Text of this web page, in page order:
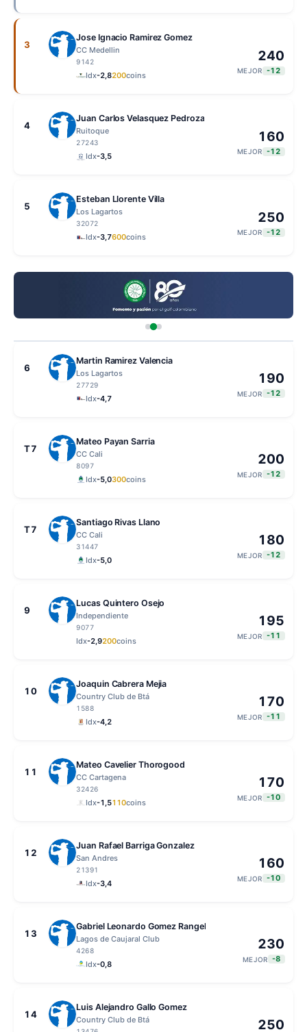
3
Jose Ignacio Ramirez Gomez
CC Medellin
9142
Idx-2,8200coins
240
MEJOR -12
4
Juan Carlos Velasquez Pedroza
Ruitoque
27243
Idx-3,5
160
MEJOR -12
5
Esteban Llorente Villa
Los Lagartos
32072
Idx-3,7600coins
250
MEJOR -12
6
Martin Ramirez Valencia
Los Lagartos
27729
Idx-4,7
190
MEJOR -12
T7
Mateo Payan Sarria
CC Cali
8097
Idx-5,0300coins
200
MEJOR -12
T7
Santiago Rivas Llano
CC Cali
31447
Idx-5,0
180
MEJOR -12
9
Lucas Quintero Osejo
Independiente
9077
Idx-2,9200coins
195
MEJOR -11
10
Joaquin Cabrera Mejia
Country Club de Btá
1588
Idx-4,2
170
MEJOR -11
11
Mateo Cavelier Thorogood
CC Cartagena
32426
Idx-1,5110coins
170
MEJOR -10
12
Juan Rafael Barriga Gonzalez
San Andres
21391
Idx-3,4
160
MEJOR -10
13
Gabriel Leonardo Gomez Rangel
Lagos de Caujaral Club
4268
Idx-0,8
230
MEJOR -8
14
Luis Alejandro Gallo Gomez
Country Club de Btá 250